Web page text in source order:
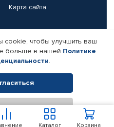
Корзина
Каталог
Карта сайта
Реквизиты компании
Все права защищены.
товаров Автопрофи.
чтобы улучшить ваш
больше в нашей Политике
.